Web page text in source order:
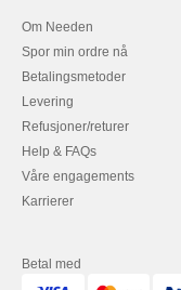
Om Needen
Spor min ordre nå
Betalingsmetoder
Levering
Refusjoner/returer
Help & FAQs
Våre engagements
Karrierer
Betal med